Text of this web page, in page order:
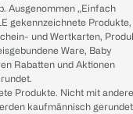
Ausgenommen „Einfach
gekennzeichnete Produkte,
und Wertkarten,
Ware, Baby
Rabatten und Aktionen
Produkte. Nicht mit
kaufmännisch